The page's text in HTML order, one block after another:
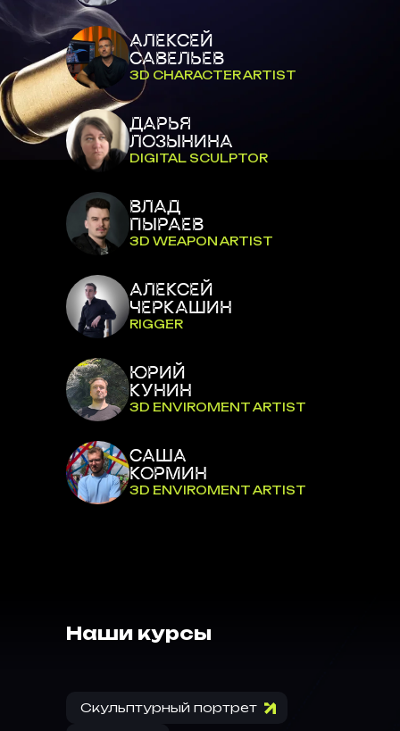
АЛЕКСЕЙ
САВЕЛЬЕВ
3D CHARACTER ARTIST
ДАРЬЯ
ЛОЗЫНИНА
DIGITAL SCULPTOR
ВЛАД
ПЫРАЕВ
3D WEAPON ARTIST
АЛЕКСЕЙ
ЧЕРКАШИН
RIGGER
ЮРИЙ
КУНИН
3D ENVIROMENT ARTIST
САША
КОРМИН
3D ENVIROMENT ARTIST
Наши курсы
Скульптурный портрет